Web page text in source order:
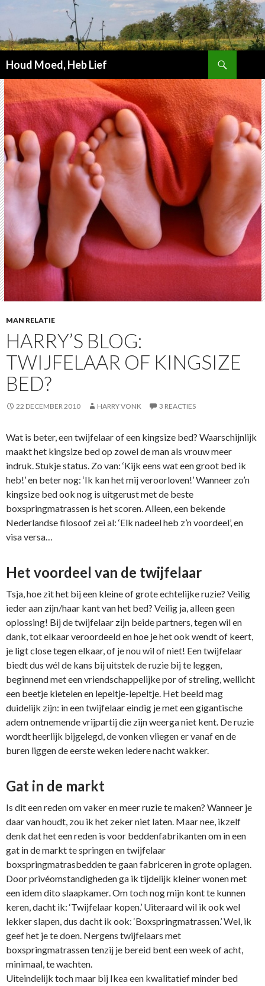
Houd Moed, Heb Lief
NAAR
INHOUD
MAN RELATIE
HARRY’S BLOG:
TWIJFELAAR OF KINGSIZE
BED?
22 DECEMBER 2010 HARRY VONK 3 REACTIES
Wat is beter, een twijfelaar of een kingsize bed? Waarschijnlijk
maakt het kingsize bed op zowel de man als vrouw meer
indruk. Stukje status. Zo van: ‘Kijk eens wat een groot bed ik
heb!’ en beter nog: ‘Ik kan het mij veroorloven!’ Wanneer zo’n
kingsize bed ook nog is uitgerust met de beste
boxspringmatrassen is het scoren. Alleen, een bekende
Nederlandse filosoof zei al: ‘Elk nadeel heb z’n voordeel’, en
visa versa…
Het voordeel van de twijfelaar
Tsja, hoe zit het bij een kleine of grote echtelijke ruzie? Veilig
ieder aan zijn/haar kant van het bed? Veilig ja, alleen geen
oplossing! Bij de twijfelaar zijn beide partners, tegen wil en
dank, tot elkaar veroordeeld en hoe je het ook wendt of keert,
je ligt close tegen elkaar, of je nou wil of niet! Een twijfelaar
biedt dus wél de kans bij uitstek de ruzie bij te leggen,
beginnend met een vriendschappelijke por of streling, wellicht
een beetje kietelen en lepeltje-lepeltje. Het beeld mag
duidelijk zijn: in een twijfelaar eindig je met een gigantische
adem ontnemende vrijpartij die zijn weerga niet kent. De ruzie
wordt heerlijk bijgelegd, de vonken vliegen er vanaf en de
buren liggen de eerste weken iedere nacht wakker.
Gat in de markt
Is dit een reden om vaker en meer ruzie te maken? Wanneer je
daar van houdt, zou ik het zeker niet laten. Maar nee, ikzelf
denk dat het een reden is voor beddenfabrikanten om in een
gat in de markt te springen en twijfelaar
boxspringmatrasbedden te gaan fabriceren in grote oplagen.
Door privéomstandigheden ga ik tijdelijk kleiner wonen met
een idem dito slaapkamer. Om toch nog mijn kont te kunnen
keren, dacht ik: ‘Twijfelaar kopen.’ Uiteraard wil ik ook wel
lekker slapen, dus dacht ik ook: ‘Boxspringmatrassen.’ Wel, ik
geef het je te doen. Nergens twijfelaars met
boxspringmatrassen tenzij je bereid bent een week of acht,
minimaal, te wachten.
Uiteindelijk toch maar bij Ikea een kwalitatief minder bed